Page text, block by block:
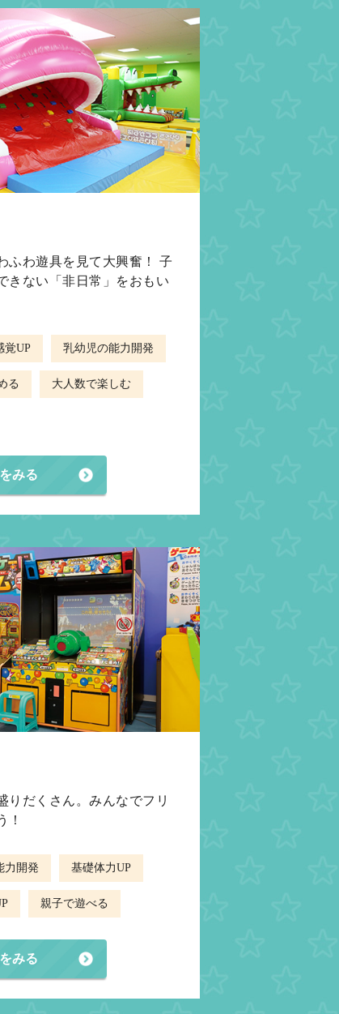
ふわ遊具を見て大興奮！ 子
きない「非日常」をおもい
覚UP 乳幼児の能力開発
る 大人数で楽しむ
みる
りだくさん。みんなでフリ
！
力開発 基礎体力UP
親子で遊べる
みる